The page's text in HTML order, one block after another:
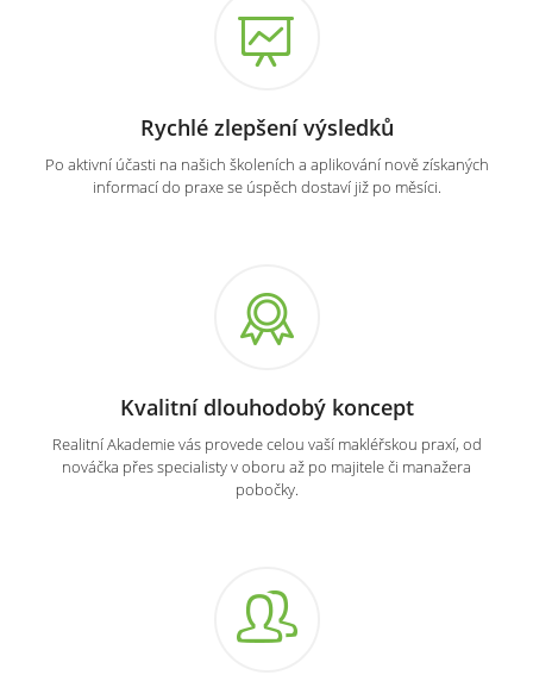
Rychlé zlepšení výsledků
Po aktivní účasti na našich školeních a aplikování nově získaných
informací do praxe se úspěch dostaví již po měsíci.
Kvalitní dlouhodobý koncept
Realitní Akademie vás provede celou vaší makléřskou praxí, od
nováčka přes specialisty v oboru až po majitele či manažera
pobočky.